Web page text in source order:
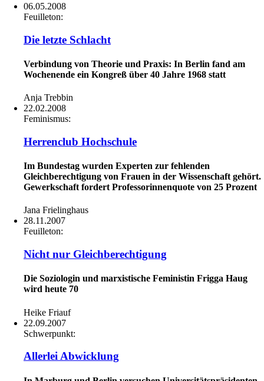
06.05.2008
Feuilleton:
Die letzte Schlacht
Verbindung von Theorie und Praxis: In Berlin fand am
Wochenende ein Kongreß über 40 Jahre 1968 statt
Anja Trebbin
22.02.2008
Feminismus:
Herrenclub Hochschule
Im Bundestag wurden Experten zur fehlenden
Gleichberechtigung von Frauen in der Wissenschaft gehört.
Gewerkschaft fordert Professorinnenquote von 25 Prozent
Jana Frielinghaus
28.11.2007
Feuilleton:
Nicht nur Gleichberechtigung
Die Soziologin und marxistische Feministin Frigga Haug
wird heute 70
Heike Friauf
22.09.2007
Schwerpunkt:
Allerlei Abwicklung